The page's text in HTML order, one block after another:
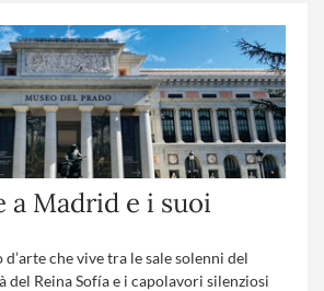
D-E-F-G-H-I (clicca qui per le tariffe)
a Madrid e i suoi
che vive tra le sale solenni del
del Reina Sofía e i capolavori silenziosi